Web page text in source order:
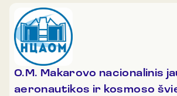
O.M. Makarovo nacionalinis
aeronautikos ir kosmoso